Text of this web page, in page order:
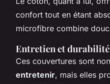
confort tout en étant
microfibre combine
Entretien et durabilité
Ces couvertures sont
entretenir, mais elles